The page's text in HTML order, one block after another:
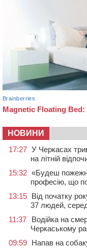
НОВИНИ
17:27 У Черкасах
на літній
15:32 «Будеш
професію, що
13:15 Від початку
37 людей,
11:37
Водійка на
Черкаському
09:59 Напав на